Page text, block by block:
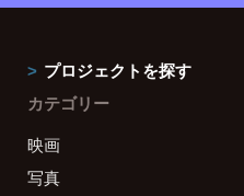
プロジェクトを探す
カテゴリー
映画
写真